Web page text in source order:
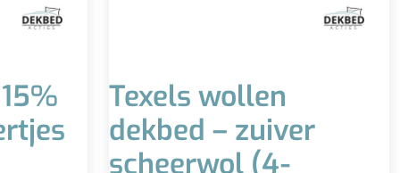
Texels wollen
dekbed – zuiver
scheerwol (4-